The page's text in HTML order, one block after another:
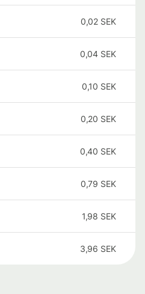
0,02 SEK
0,04 SEK
0,10 SEK
0,20 SEK
0,40 SEK
0,79 SEK
1,98 SEK
3,96 SEK